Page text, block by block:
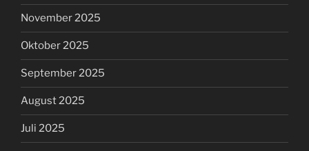
November 2025
Oktober 2025
September 2025
August 2025
Juli 2025